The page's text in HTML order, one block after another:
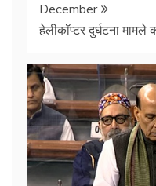
December
हेलीकॉप्टर दुर्घटना